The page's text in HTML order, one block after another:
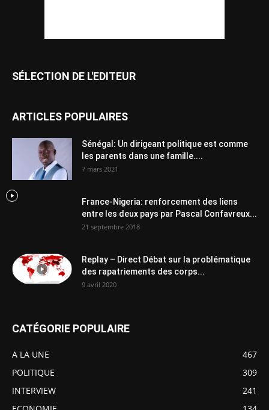
SÉLECTION DE L'EDITEUR
ARTICLES POPULAIRES
Sénégal: Un dirigeant politique est comme
les parents dans une famille....
7 mars 2021
France-Nigeria: renforcement des liens
entre les deux pays par Pascal Confavreux...
21 septembre 2018
Replay – Direct Débat sur la problématique
des rapatriements des corps...
9 avril 2020
CATÉGORIE POPULAIRE
A LA UNE
467
POLITIQUE
309
INTERVIEW
241